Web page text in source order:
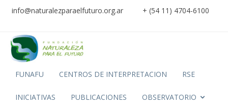
info@naturalezparaelfuturo.org.ar + (54 11) 4704-6100
FUNAFU CENTROS DE INTERPRETACION RSE
INICIATIVAS PUBLICACIONES OBSERVATORIO